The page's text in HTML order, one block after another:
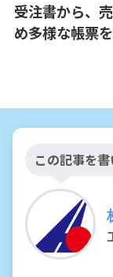
受注書から、
め多様な帳票
この記事を